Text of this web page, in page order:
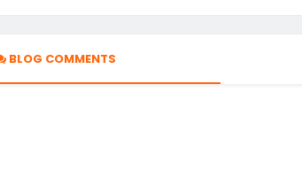
BLOG COMMENTS